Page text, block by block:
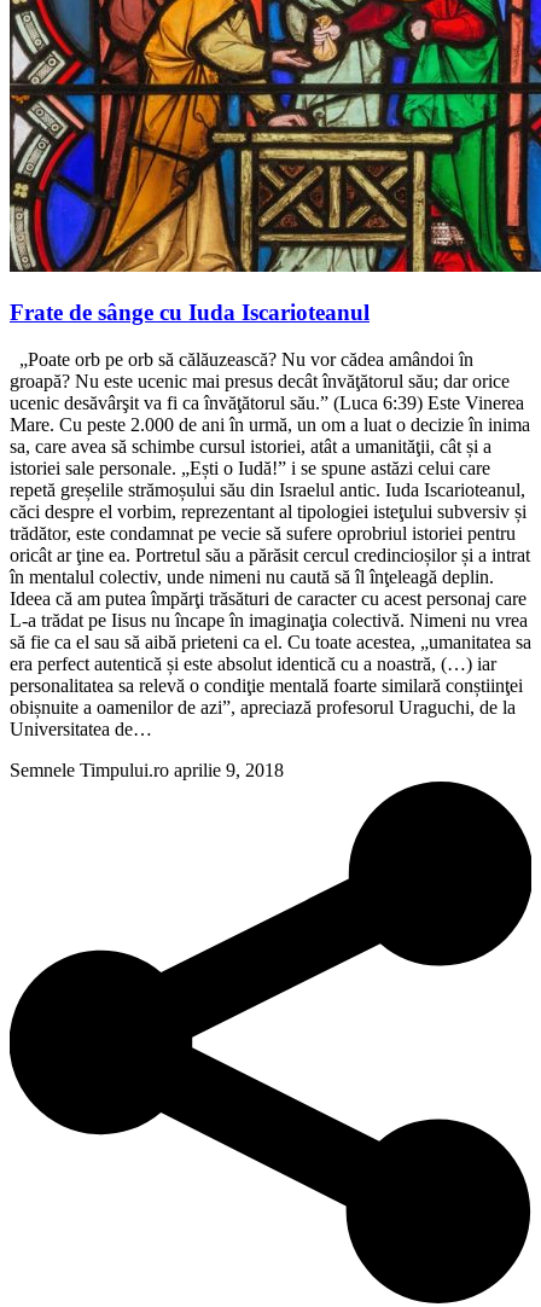
Frate de sânge cu Iuda Iscarioteanul
„Poate orb pe orb să călăuzească? Nu vor cădea amândoi în
groapă? Nu este ucenic mai presus decât învăţătorul său; dar orice
ucenic desăvârşit va fi ca învăţătorul său.” (Luca 6:39) Este Vinerea
Mare. Cu peste 2.000 de ani în urmă, un om a luat o decizie în inima
sa, care avea să schimbe cursul istoriei, atât a umanităţii, cât și a
istoriei sale personale. „Ești o Iudă!” i se spune astăzi celui care
repetă greșelile strămoșului său din Israelul antic. Iuda Iscarioteanul,
căci despre el vorbim, reprezentant al tipologiei isteţului subversiv și
trădător, este condamnat pe vecie să sufere oprobriul istoriei pentru
oricât ar ţine ea. Portretul său a părăsit cercul credincioșilor și a intrat
în mentalul colectiv, unde nimeni nu caută să îl înţeleagă deplin.
Ideea că am putea împărţi trăsături de caracter cu acest personaj care
L-a trădat pe Iisus nu încape în imaginaţia colectivă. Nimeni nu vrea
să fie ca el sau să aibă prieteni ca el. Cu toate acestea, „umanitatea sa
era perfect autentică și este absolut identică cu a noastră, (…) iar
personalitatea sa relevă o condiţie mentală foarte similară conștiinţei
obișnuite a oamenilor de azi”, apreciază profesorul Uraguchi, de la
Universitatea de…
Semnele Timpului.ro aprilie 9, 2018